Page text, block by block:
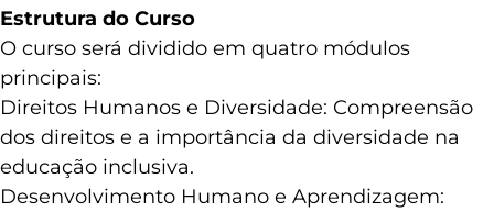
Estrutura do Curso
O curso será dividido em quatro módulos
principais:
Direitos Humanos e Diversidade: Compreensão
dos direitos e a importância da diversidade na
educação inclusiva.
Desenvolvimento Humano e Aprendizagem: